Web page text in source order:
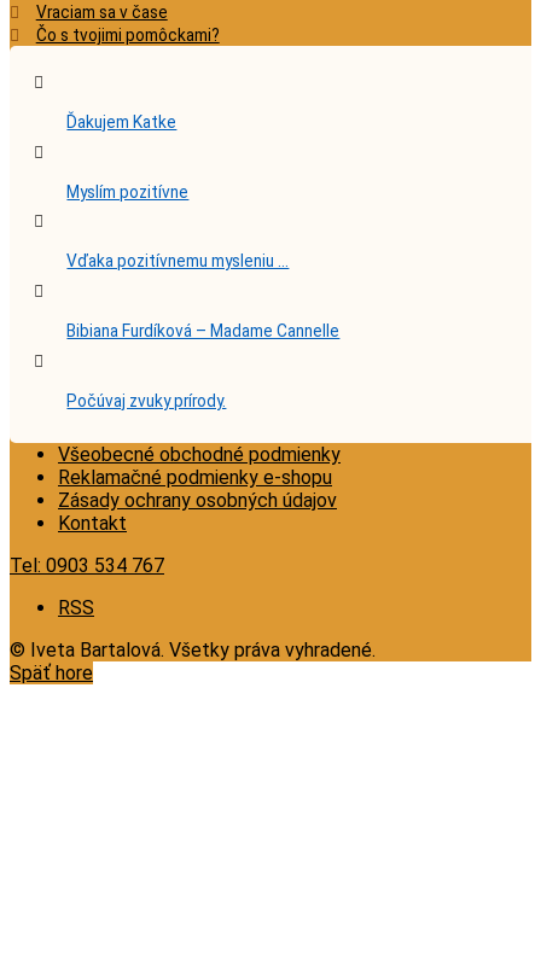
Vraciam sa v čase
Čo s tvojimi pomôckami?
Ďakujem Katke
Myslím pozitívne
Vďaka pozitívnemu mysleniu …
Bibiana Furdíková – Madame Cannelle
Počúvaj zvuky prírody.
Všeobecné obchodné podmienky
Reklamačné podmienky e-shopu
Zásady ochrany osobných údajov
Kontakt
Tel: 0903 534 767
RSS
© Iveta Bartalová. Všetky práva vyhradené.
Späť hore